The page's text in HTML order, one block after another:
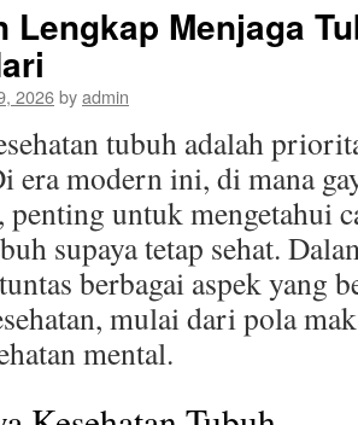
Lengkap Menjaga
2026byadmin
tubuh adalah
era modern ini, di mana
penting untuk mengetahui
supaya tetap sehat.
berbagai aspek yang
mulai dari pola
mental.